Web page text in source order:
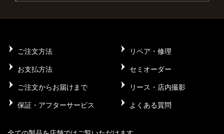
ご注文方法
リペア・修理
お支払方法
セミオーダー
ご注文からお届けまで
リース・店内撮影
保証・アフターサービス
よくある質問